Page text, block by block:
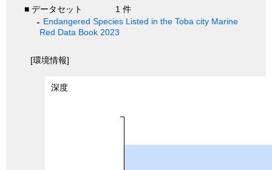
■ データセット
1 件
Endangered Species Listed in the Toba city Marine
Red Data Book 2023
[環境情報]
深度